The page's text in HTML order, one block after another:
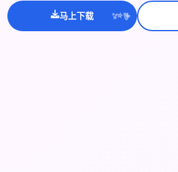
马上下载 ✨⭐💫